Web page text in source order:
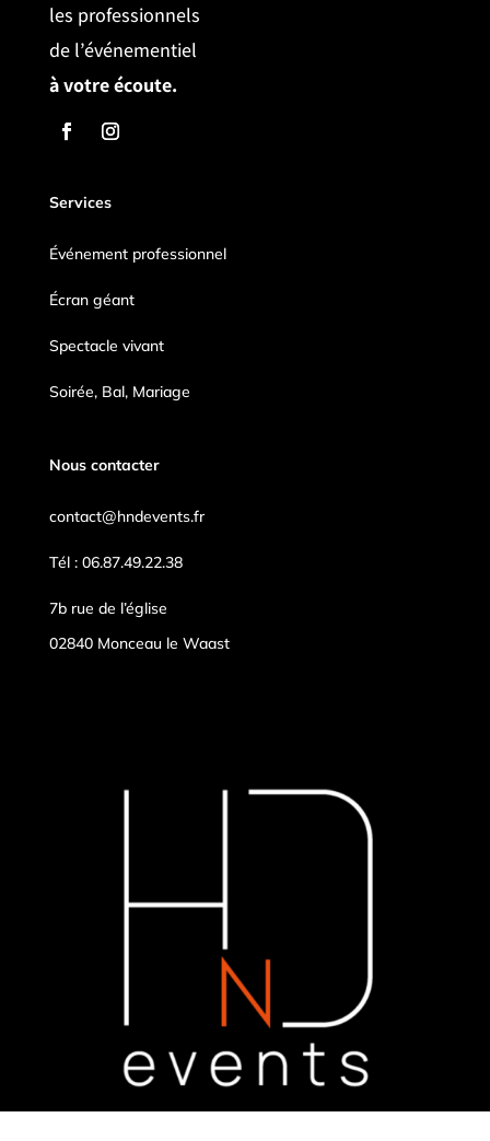
les professionnels
de l’événementiel
à votre écoute.
Services
Événement professionnel
Écran géant
Spectacle vivant
Soirée, Bal, Mariage
Nous contacter
contact@hndevents.fr
Tél : 06.87.49.22.38
7b rue de l’église
02840 Monceau le Waast